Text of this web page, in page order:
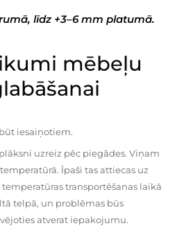
līdz +3–6 mm platumā.
mēbeļu
iesaiņotiem.
uzreiz pēc piegādes. Viņam
Īpaši tas attiecas uz
transportēšanas laikā
telpā, un problēmas būs
atverat iepakojumu.